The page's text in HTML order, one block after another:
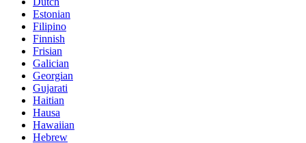
Estonian
Filipino
Finnish
Frisian
Galician
Georgian
Gujarati
Haitian
Hausa
Hawaiian
Hebrew